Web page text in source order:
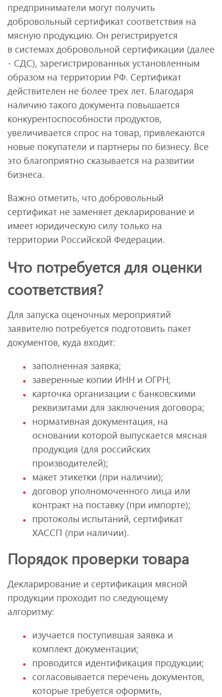
предприниматели могут получить
добровольный сертификат соответствия на
мясную продукцию. Он регистрируется
в системах добровольной сертификации (далее
- СДС), зарегистрированных установленным
образом на территории РФ. Сертификат
действителен не более трех лет. Благодаря
наличию такого документа повышается
конкурентоспособности продуктов,
увеличивается спрос на товар, привлекаются
новые покупатели и партнеры по бизнесу. Все
это благоприятно сказывается на развитии
бизнеса.
Важно отметить, что добровольный
сертификат не заменяет декларирование и
имеет юридическую силу только на
территории Российской Федерации.
Что потребуется для оценки
соответствия?
Для запуска оценочных мероприятий
заявителю потребуется подготовить пакет
документов, куда входит:
заполненная заявка;
заверенные копии ИНН и ОГРН;
карточка организации с банковскими
реквизитами для заключения договора;
нормативная документация, на
основании которой выпускается мясная
продукция (для российских
производителей);
макет этикетки (при наличии);
договор уполномоченного лица или
контракт на поставку (при импорте);
протоколы испытаний, сертификат
ХАССП (при наличии).
Порядок проверки товара
Декларирование и сертификация мясной
продукции проходит по следующему
алгоритму:
изучается поступившая заявка и
комплект документации;
проводится идентификация продукции;
согласовывается перечень документов,
которые требуется оформить,